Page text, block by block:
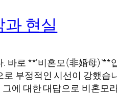
현실
로 **‘비혼모(非婚母
부정적인 시선이 강했
에 대한 대답으로 비혼모